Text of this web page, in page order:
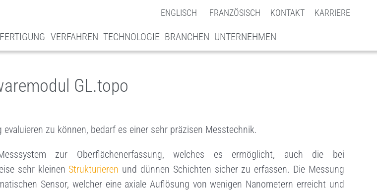
ENGLISCH FRANZÖSISCH KONTAKT KARRIERE
VERFAHREN TECHNOLOGIE BRANCHEN UNTERNEHMEN
GL.topo
zu können, bedarf es einer sehr präzisen Messtechnik.
zur Oberflächenerfassung, welches es ermöglicht, auch die bei
sehr kleinen Strukturieren und dünnen Schichten sicher zu erfassen. Die Messung
Sensor, welcher eine axiale Auflösung von wenigen Nanometern erreicht und